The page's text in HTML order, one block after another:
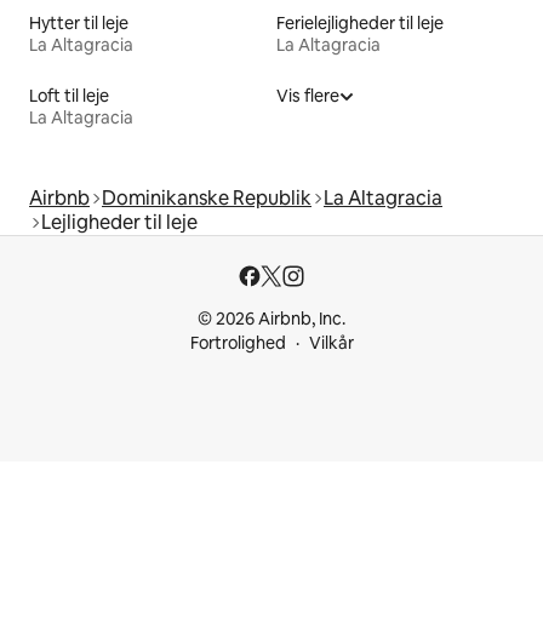
Hytter til leje
La Altagracia
Ferielejligheder til leje
La Altagracia
Loft til leje
La Altagracia
Vis flere
Airbnb Dominikanske Republik La Altagracia
Lejligheder til leje
© 2026 Airbnb, Inc.
Fortrolighed
Vilkår